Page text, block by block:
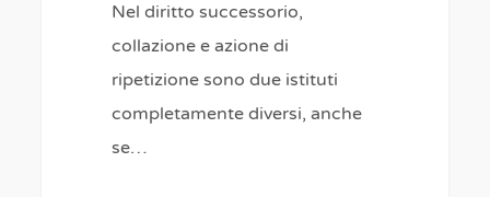
Nel diritto successorio,
collazione e azione di
ripetizione sono due istituti
completamente diversi, anche
se…